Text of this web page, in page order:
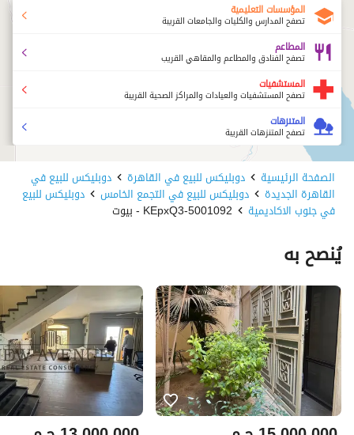
المؤسسات التعليمية
تصفح المدارس والكليات والجامعات القريبة
المطاعم
تصفح الفنادق والمطاعم والمقاهي القريب
المستشفيات
تصفح المستشفيات والعيادات والمراكز الصحية القريبة
المتنزهات
تصفح المتنزهات القريبة
الصفحة الرئيسية دوبليكس للبيع في القاهرة دوبليكس للبيع في
القاهرة الجديدة دوبليكس للبيع في التجمع الخامس دوبليكس للبيع
في جنوب الاكاديمية 5001092-KEpxQ3 - بيوت
يُنصح به